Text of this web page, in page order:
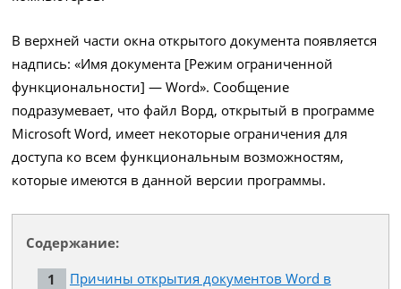
В верхней части окна открытого документа появляется
надпись: «Имя документа [Режим ограниченной
функциональности] — Word». Сообщение
подразумевает, что файл Ворд, открытый в программе
Microsoft Word, имеет некоторые ограничения для
доступа ко всем функциональным возможностям,
которые имеются в данной версии программы.
Содержание:
Причины открытия документов Word в